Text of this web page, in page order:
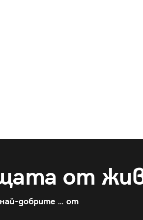
от
добрите … от